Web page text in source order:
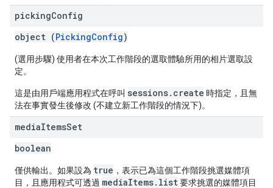
pickingConfig
object (PickingConfig)
(選用步驟) 使用者在本次工作階段的選取體驗所用的相片選取設
定。
這是由用戶端應用程式在呼叫 sessions.create 時指定，且無
法在事實發生後修改 (不建立新工作階段的情況下)。
mediaItemsSet
boolean
僅供輸出。如果設為 true ，表示已為這個工作階段挑選媒體項
目，且應用程式可透過 mediaItems.list要求挑選的媒體項目